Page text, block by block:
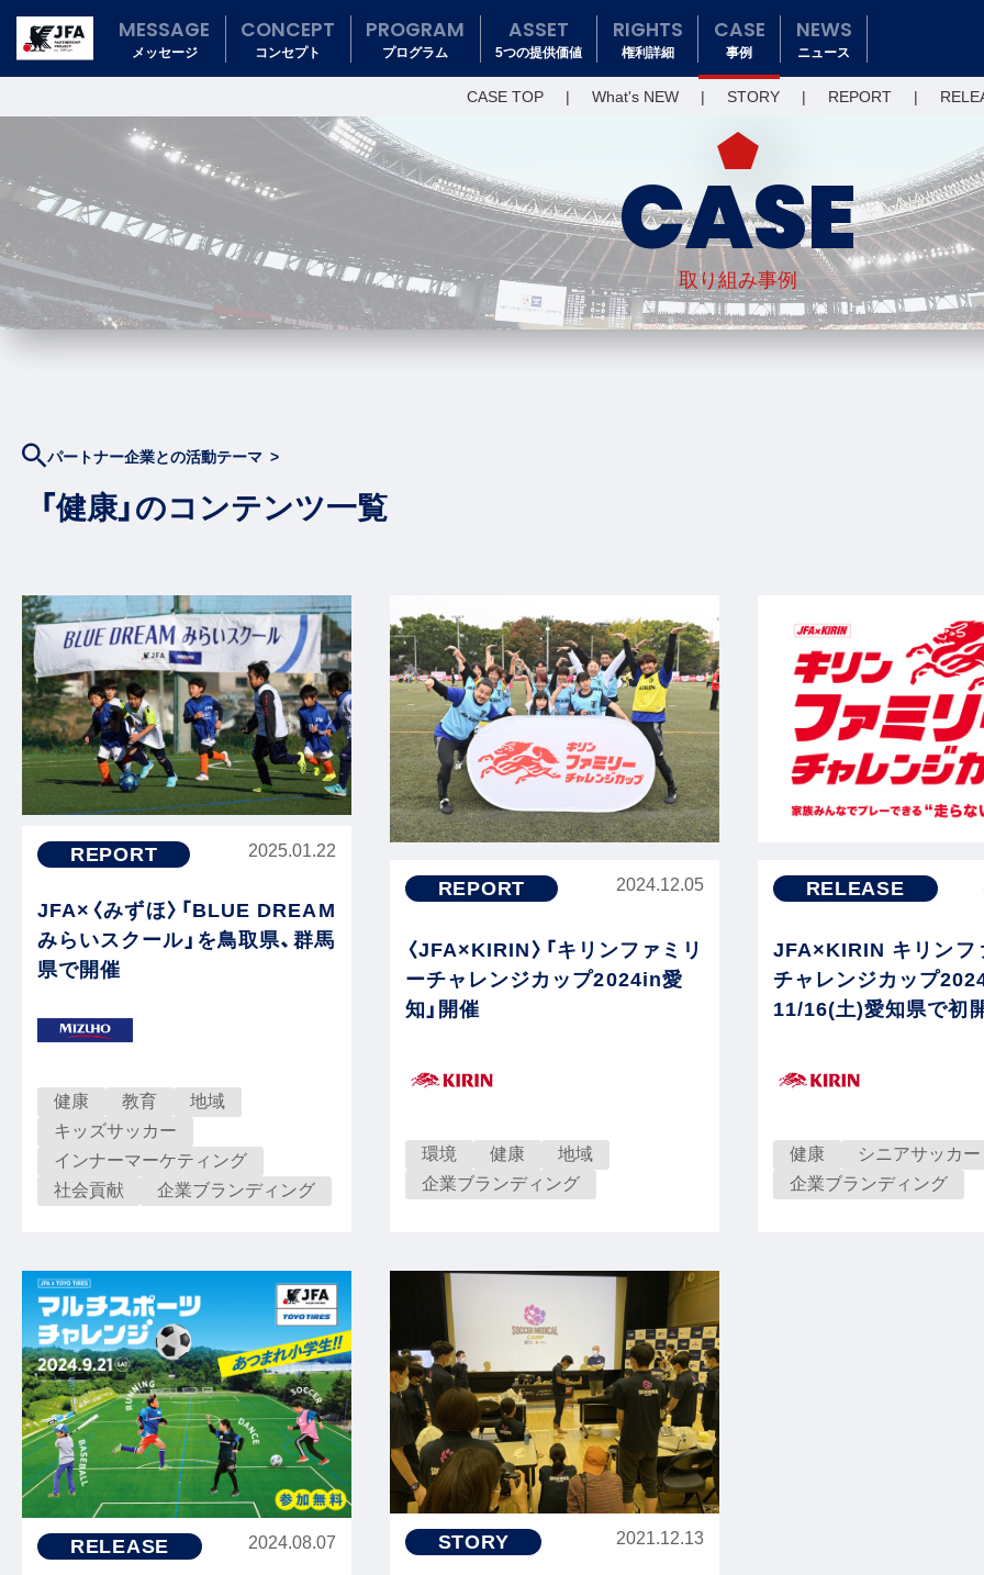
MESSAGE
メッセージ
CONCEPT
コンセプト
PROGRAM
プログラム
ASSET
5つの提供価値
RIGHTS
権利詳細
CASE
事例
NEWS
ニュース
CASE TOP What's NEW STORY REPORT
CASE
取り組み事例
パートナー企業との活動テーマ >
「健康」のコンテンツ一覧
REPORT 2025.01.22
JFA×〈みずほ〉「BLUE DREAM
みらいスクール」を鳥取県、群馬
県で開催
健康 教育
地域
キッズサッカー
インナーマーケティング
社会貢献
企業ブランディング
REPORT 2024.12.05
〈JFA×KIRIN〉「キリンファミリ
ーチャレンジカップ2024in愛
知」開催
環境 健康
地域
企業ブランディング
RELEASE
JFA×KIRIN キリンフ
チャレンジカップ
11/16(土)愛知県で初
健康
シニアサッカー
企業ブランディング
RELEASE 2024.08.07 STORY 2021.12.13